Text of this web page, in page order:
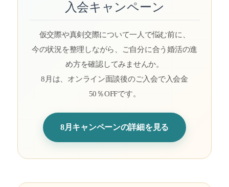
入会キャンペーン
仮交際や真剣交際について一人で悩む前に、
今の状況を整理しながら、ご自分に合う婚活の進
め方を確認してみませんか。
8月は、オンライン面談後のご入会で入会金
50％OFFです。
8月キャンペーンの詳細を見る